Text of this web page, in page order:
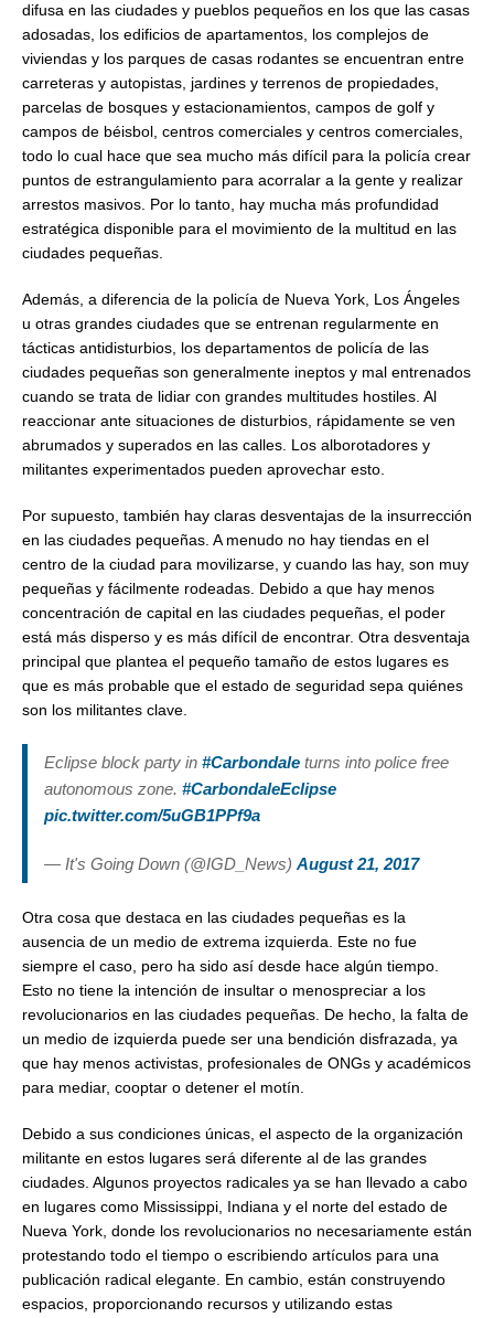
difusa en las ciudades y pueblos pequeños en los que las casas
adosadas, los edificios de apartamentos, los complejos de
viviendas y los parques de casas rodantes se encuentran entre
carreteras y autopistas, jardines y terrenos de propiedades,
parcelas de bosques y estacionamientos, campos de golf y
campos de béisbol, centros comerciales y centros comerciales,
todo lo cual hace que sea mucho más difícil para la policía crear
puntos de estrangulamiento para acorralar a la gente y realizar
arrestos masivos. Por lo tanto, hay mucha más profundidad
estratégica disponible para el movimiento de la multitud en las
ciudades pequeñas.
Además, a diferencia de la policía de Nueva York, Los Ángeles
u otras grandes ciudades que se entrenan regularmente en
tácticas antidisturbios, los departamentos de policía de las
ciudades pequeñas son generalmente ineptos y mal entrenados
cuando se trata de lidiar con grandes multitudes hostiles. Al
reaccionar ante situaciones de disturbios, rápidamente se ven
abrumados y superados en las calles. Los alborotadores y
militantes experimentados pueden aprovechar esto.
Por supuesto, también hay claras desventajas de la insurrección
en las ciudades pequeñas. A menudo no hay tiendas en el
centro de la ciudad para movilizarse, y cuando las hay, son muy
pequeñas y fácilmente rodeadas. Debido a que hay menos
concentración de capital en las ciudades pequeñas, el poder
está más disperso y es más difícil de encontrar. Otra desventaja
principal que plantea el pequeño tamaño de estos lugares es
que es más probable que el estado de seguridad sepa quiénes
son los militantes clave.
Eclipse block party in #Carbondale turns into police free
autonomous zone. #CarbondaleEclipse
pic.twitter.com/5uGB1PPf9a
— It's Going Down (@IGD_News) August 21, 2017
Otra cosa que destaca en las ciudades pequeñas es la
ausencia de un medio de extrema izquierda. Este no fue
siempre el caso, pero ha sido así desde hace algún tiempo.
Esto no tiene la intención de insultar o menospreciar a los
revolucionarios en las ciudades pequeñas. De hecho, la falta de
un medio de izquierda puede ser una bendición disfrazada, ya
que hay menos activistas, profesionales de ONGs y académicos
para mediar, cooptar o detener el motín.
Debido a sus condiciones únicas, el aspecto de la organización
militante en estos lugares será diferente al de las grandes
ciudades. Algunos proyectos radicales ya se han llevado a cabo
en lugares como Mississippi, Indiana y el norte del estado de
Nueva York, donde los revolucionarios no necesariamente están
protestando todo el tiempo o escribiendo artículos para una
publicación radical elegante. En cambio, están construyendo
espacios, proporcionando recursos y utilizando estas